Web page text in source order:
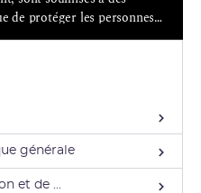
de protéger les personnes
générale
et de ...